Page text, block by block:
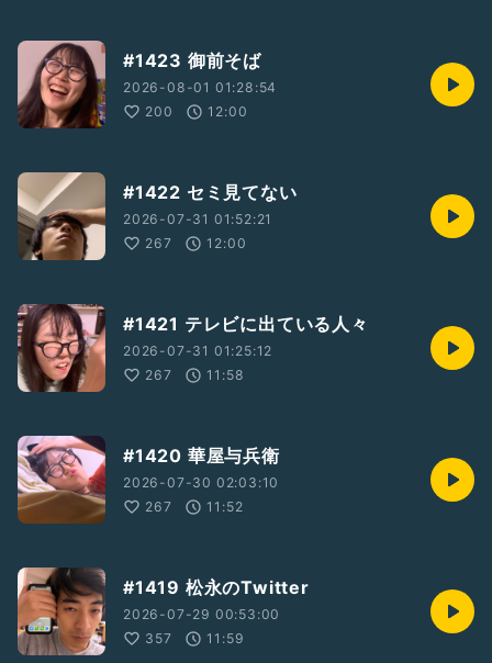
#1423 御前そば
2026-08-01 01:28:54
200
12:00
#1422 セミ見てない
2026-07-31 01:52:21
267
12:00
#1421 テレビに出ている人々
2026-07-31 01:25:12
267
11:58
#1420 華屋与兵衛
2026-07-30 02:03:10
267
11:52
#1419 松永のTwitter
2026-07-29 00:53:00
357
11:59